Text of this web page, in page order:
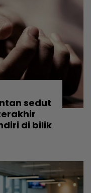
sedut
di bilik